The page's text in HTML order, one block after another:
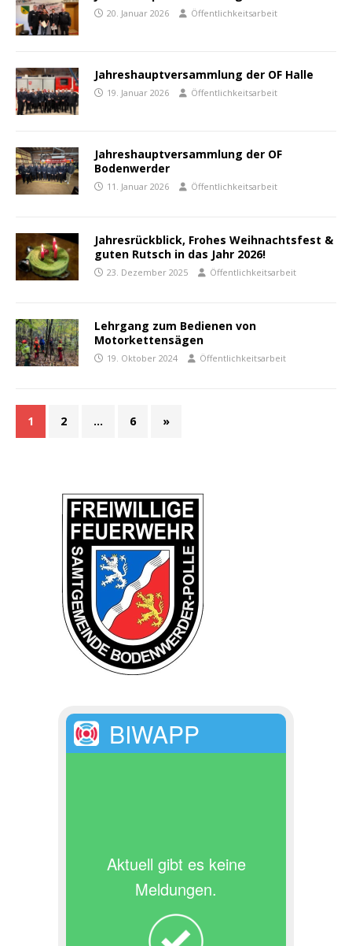
20. Januar 2026 Öffentlichkeitsarbeit
Jahreshauptversammlung der OF Halle
19. Januar 2026 Öffentlichkeitsarbeit
Jahreshauptversammlung der OF
Bodenwerder
11. Januar 2026 Öffentlichkeitsarbeit
Jahresrückblick, Frohes Weihnachtsfest &
guten Rutsch in das Jahr 2026!
23. Dezember 2025 Öffentlichkeitsarbeit
Lehrgang zum Bedienen von
Motorkettensägen
19. Oktober 2024 Öffentlichkeitsarbeit
1 2 … 6 »
BIWAPP
Aktuell gibt es keine
Meldungen.